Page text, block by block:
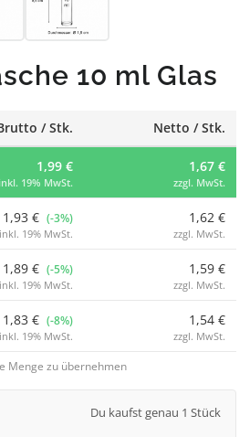
10 ml Glas
/ Stk. Netto / Stk.
1,99 €
inkl. 19% MwSt.
1,67 €
zzgl. MwSt.
1,93 € (-3%)
inkl. 19% MwSt.
1,62 €
zzgl. MwSt.
1,89 € (-5%)
inkl. 19% MwSt.
1,59 €
zzgl. MwSt.
1,83 € (-8%)
inkl. 19% MwSt.
1,54 €
zzgl. MwSt.
Menge zu übernehmen
Du kaufst genau 1 Stück